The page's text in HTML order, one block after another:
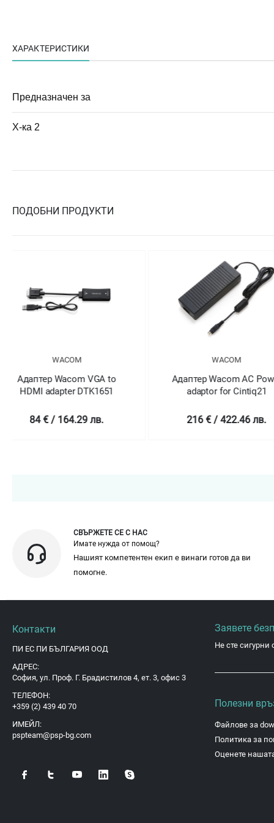
ХАРАКТЕРИСТИКИ
Предназначен за
Х-ка 2
ПОДОБНИ ПРОДУКТИ
WACOM
Адаптер Wacom AC Power
adaptor for Cintiq21
216 € / 422.46 лв.
WACOM
Адаптер Wacom
VGA adapter
54 € /
СВЪРЖЕТЕ СЕ С НАС
Имате нужда от помощ?
Нашият компетентен екип е винаги готов да ви
помогне.
Контакти
ПИ ЕС ПИ БЪЛГАРИЯ ООД
АДРЕС:
София, ул. Проф. Г. Брадистилов 4, ет. 3, офис 3
ТЕЛЕФОН:
+359 (2) 439 40 70
ИМЕЙЛ:
pspteam@psp-bg.com
Заявете
Не сте сигурни
Полезни
Файлове за
Политика за
Оценете